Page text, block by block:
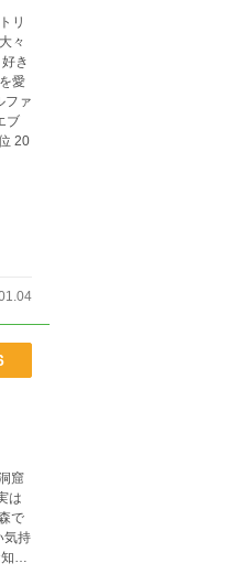
リ
々
き
愛
20